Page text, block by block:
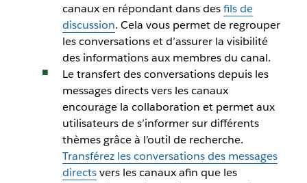
canaux en répondant dans desfils de
discussion. Cela vous permet de regrouper
les conversations et d’assurer la visibilité
des informations aux membres du canal.
Le transfert des conversations depuis les
messages directs vers les canaux
encourage la collaboration et permet aux
utilisateurs de s’informer sur différents
thèmes grâce à l’outil de recherche.
Transférez les conversations des messages
directsvers les canaux afin que les